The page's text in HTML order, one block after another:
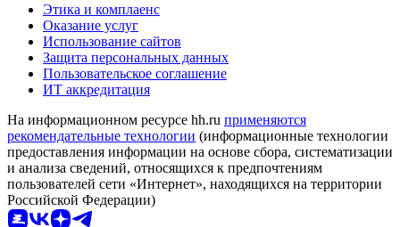
Этика и комплаенс
Оказание услуг
Использование сайтов
Защита персональных данных
Пользовательское соглашение
ИТ аккредитация
На информационном ресурсе hh.ru применяются
рекомендательные технологии (информационные технологии
предоставления информации на основе сбора, систематизации
и анализа сведений, относящихся к предпочтениям
пользователей сети «Интернет», находящихся на территории
Российской Федерации)